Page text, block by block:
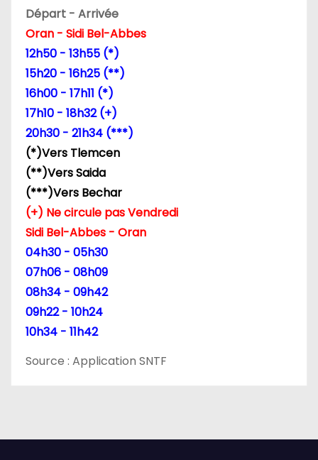
Départ - Arrivée
Oran - Sidi Bel-Abbes
12h50 - 13h55 (*)
15h20 - 16h25 (**)
16h00 - 17h11 (*)
17h10 - 18h32 (+)
20h30 - 21h34 (***)
(*)Vers Tlemcen
(**)Vers Saida
(***)Vers Bechar
(+) Ne circule pas Vendredi
Sidi Bel-Abbes - Oran
04h30 - 05h30
07h06 - 08h09
08h34 - 09h42
09h22 - 10h24
10h34 - 11h42
Source : Application SNTF